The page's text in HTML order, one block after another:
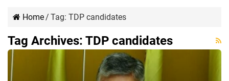
Home/ Tag: TDP candidates
Tag Archives: TDP candidates